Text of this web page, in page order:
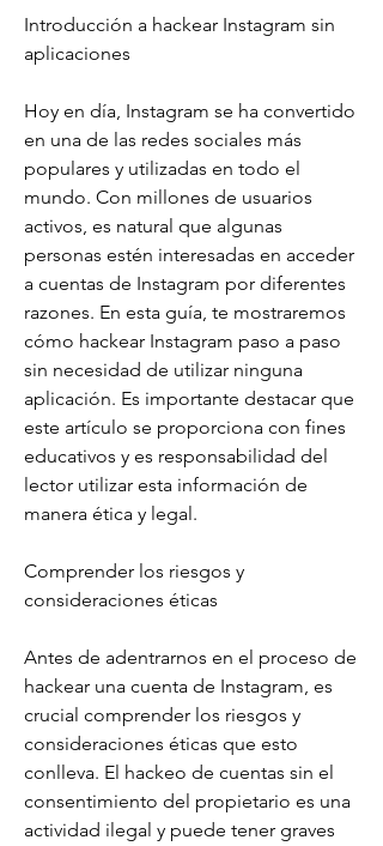
Introducción a hackear Instagram sin
aplicaciones
Hoy en día, Instagram se ha convertido
en una de las redes sociales más
populares y utilizadas en todo el
mundo. Con millones de usuarios
activos, es natural que algunas
personas estén interesadas en acceder
a cuentas de Instagram por diferentes
razones. En esta guía, te mostraremos
cómo hackear Instagram paso a paso
sin necesidad de utilizar ninguna
aplicación. Es importante destacar que
este artículo se proporciona con fines
educativos y es responsabilidad del
lector utilizar esta información de
manera ética y legal.
Comprender los riesgos y
consideraciones éticas
Antes de adentrarnos en el proceso de
hackear una cuenta de Instagram, es
crucial comprender los riesgos y
consideraciones éticas que esto
conlleva. El hackeo de cuentas sin el
consentimiento del propietario es una
actividad ilegal y puede tener graves